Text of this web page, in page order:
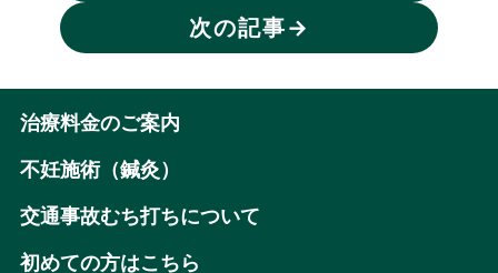
次の記事→
治療料金のご案内
不妊施術（鍼灸）
交通事故むち打ちについて
初めての方はこちら